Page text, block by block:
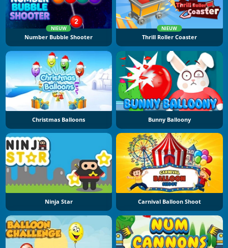
NIEUW
Number Bubble Shooter
NIEUW
Thrill Roller Coaster
Christmas Balloons Bunny Balloony
Ninja Star Carnival Balloon Shoot